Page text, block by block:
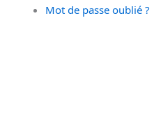
Mot de passe oublié ?